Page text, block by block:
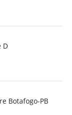
D
Botafogo-PB